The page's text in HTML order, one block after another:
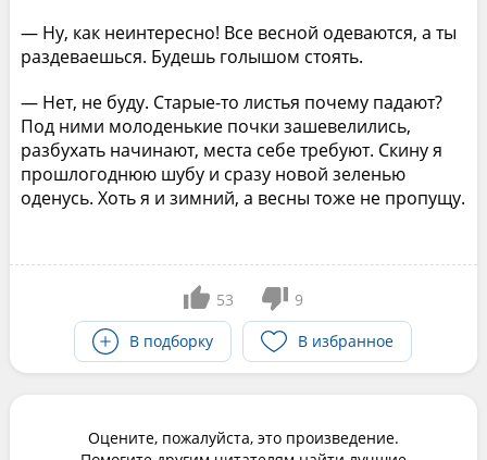
— Ну, как неинтересно! Все весной одеваются, а ты
раздеваешься. Будешь голышом стоять.
— Нет, не буду. Старые-то листья почему падают?
Под ними молоденькие почки зашевелились,
разбухать начинают, места себе требуют. Скину я
прошлогоднюю шубу и сразу новой зеленью
оденусь. Хоть я и зимний, а весны тоже не пропущу.
53
9
В подборку
В избранное
Оцените, пожалуйста, это произведение.